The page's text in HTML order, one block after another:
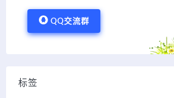
QQ交流群
标签